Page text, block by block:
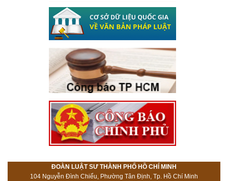
ĐOÀN LUẬT SƯ THÀNH PHỐ HỒ CHÍ MINH
104 Nguyễn Đình Chiểu, Phường Tân Định, Tp. Hồ Chí Minh